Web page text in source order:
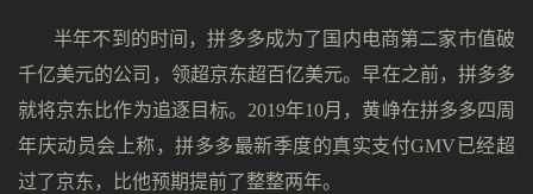
半年不到的时间，拼多多成为了国内电商第二家市值破
千亿美元的公司，领超京东超百亿美元。早在之前，拼多多
就将京东比作为追逐目标。2019年10月，黄峥在拼多多四周
年庆动员会上称，拼多多最新季度的真实支付GMV已经超
过了京东，比他预期提前了整整两年。